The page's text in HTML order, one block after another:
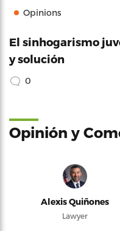
Opinions
El sinhogarismo
y solución
0
Opinión y
Alexis Quiñones
Lawyer